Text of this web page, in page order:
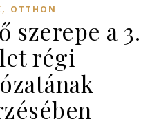
, OTTHON
szerepe a 3.
régi